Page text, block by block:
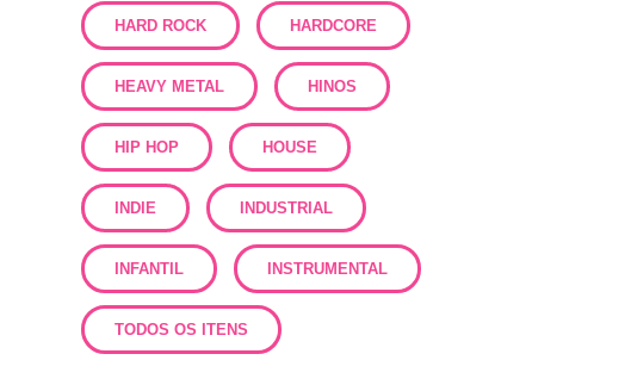
HARD ROCK HARDCORE
HEAVY METAL HINOS
HIP HOP HOUSE
INDIE INDUSTRIAL
INFANTIL INSTRUMENTAL
TODOS OS ITENS